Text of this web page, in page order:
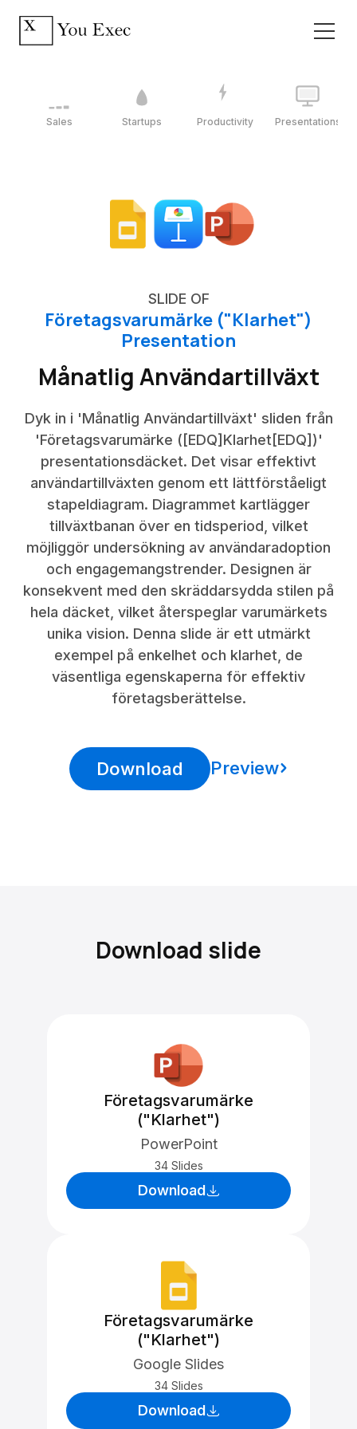
Sales Startups Productivity Presentations
SLIDE OF
Företagsvarumärke ("Klarhet")
Presentation
Månatlig Användartillväxt
Dyk in i 'Månatlig Användartillväxt' sliden från
'Företagsvarumärke ([EDQ]Klarhet[EDQ])'
presentationsdäcket. Det visar effektivt
användartillväxten genom ett lättförståeligt
stapeldiagram. Diagrammet kartlägger
tillväxtbanan över en tidsperiod, vilket
möjliggör undersökning av användaradoption
och engagemangstrender. Designen är
konsekvent med den skräddarsydda stilen på
hela däcket, vilket återspeglar varumärkets
unika vision. Denna slide är ett utmärkt
exempel på enkelhet och klarhet, de
väsentliga egenskaperna för effektiv
företagsberättelse.
Download Preview
Download slide
Företagsvarumärke
("Klarhet")
PowerPoint
34 Slides
Download
Företagsvarumärke
("Klarhet")
Google Slides
34 Slides
Download